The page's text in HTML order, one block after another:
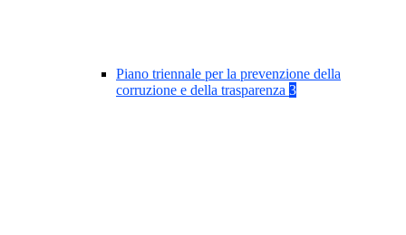
Piano triennale per la prevenzione della
corruzione e della trasparenza 3